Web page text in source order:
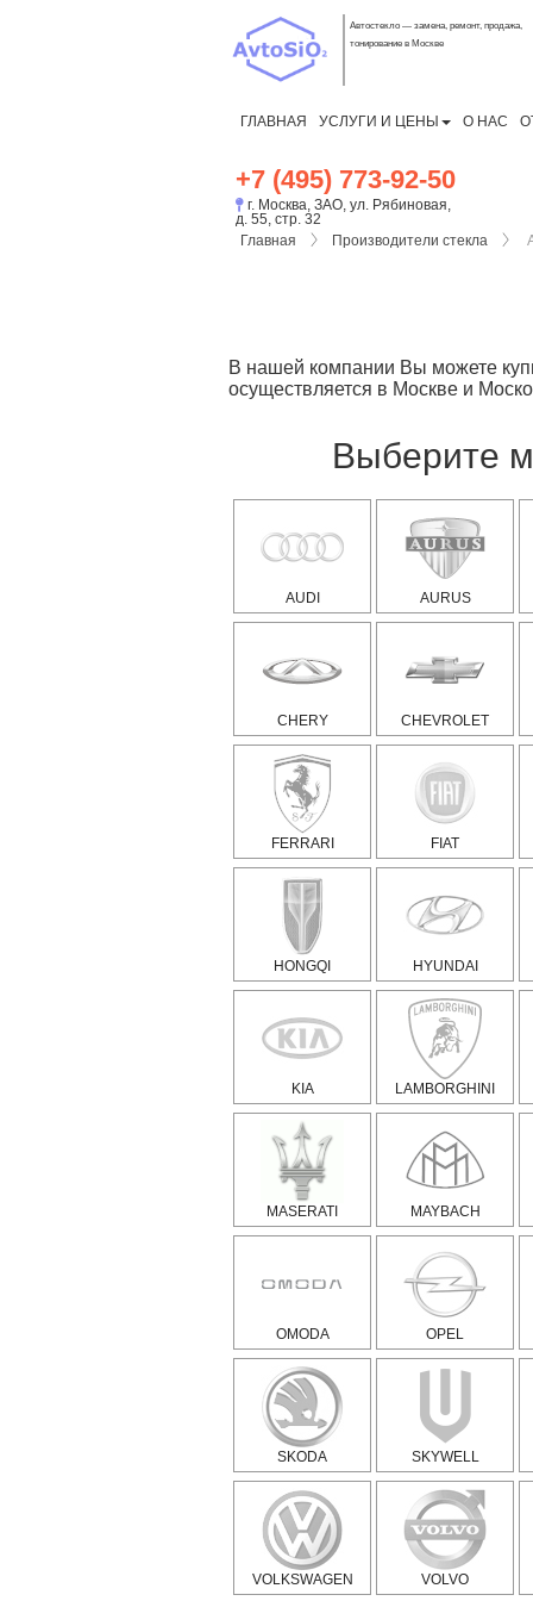
Автостекло — замена, ремонт, продажа,
тонирование в Москве
ГЛАВНАЯ УСЛУГИ И ЦЕНЫ О НАС
+7 (495) 773-92-50
г. Москва, ЗАО, ул. Рябиновая,
д. 55, стр. 32
Главная
Производители стекла
В нашей компании Вы можете
осуществляется в Москве и
Выберите
AUDI AURUS
CHERY CHEVROLET
FERRARI FIAT
HONGQI HYUNDAI
KIA LAMBORGHINI
MASERATI MAYBACH
OMODA OPEL
SKODA SKYWELL
VOLKSWAGEN VOLVO